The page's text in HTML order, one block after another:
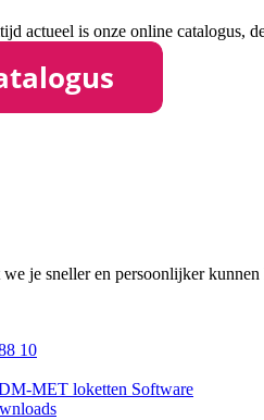
actueel is onze online catalogus,
je sneller en persoonlijker
10
MET loketten Software